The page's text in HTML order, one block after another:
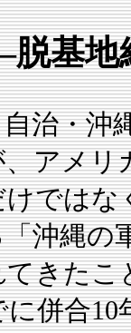
基地
治・沖
アメ
では
沖縄の
きた
併合10